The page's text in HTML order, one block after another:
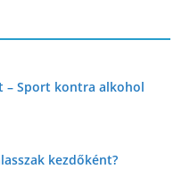
– Sport kontra alkohol
kezdőként?